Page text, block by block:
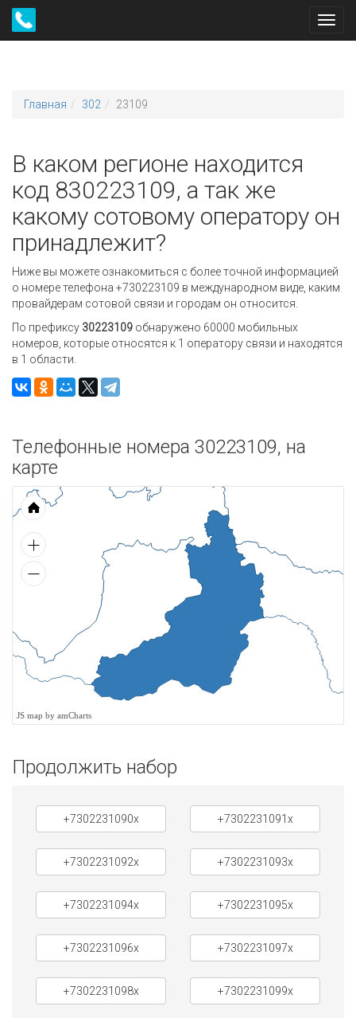
Главная 302 23109
В каком регионе находится
код 830223109, а так же
какому сотовому оператору он
принадлежит?
Ниже вы можете ознакомиться с более точной информацией
о номере телефона +730223109 в международном виде, каким
провайдерам сотовой связи и городам он относится.
По префиксу 30223109 обнаружено 60000 мобильных
номеров, которые относятся к 1 оператору связи и находятся
в 1 области.
Телефонные номера 30223109, на
карте
JS map by amCharts
Продолжить набор
+7302231090x +7302231091x
+7302231092x +7302231093x
+7302231094x +7302231095x
+7302231096x +7302231097x
+7302231098x +7302231099x